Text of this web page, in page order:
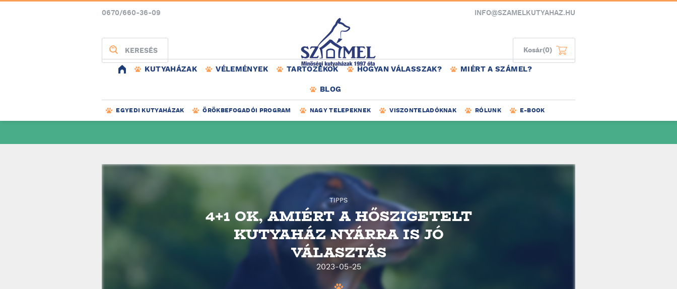
0670/660-36-09 INFO@SZAMELKUTYAHAZ.HU
KERESÉS Kosár(0)
KUTYAHÁZAK VÉLEMÉNYEK TARTOZÉKOK HOGYAN VÁLASSZAK? MIÉRT A SZÁMEL?
BLOG
EGYEDI KUTYAHÁZAK ÖRÖKBEFOGADÓI PROGRAM NAGY TELEPEKNEK VISZONTELADÓKNAK RÓLUNK E-BOOK
TIPPS
4+1 OK, AMIÉRT A HŐSZIGETELT
KUTYAHÁZ NYÁRRA IS JÓ
VÁLASZTÁS
2023-05-25